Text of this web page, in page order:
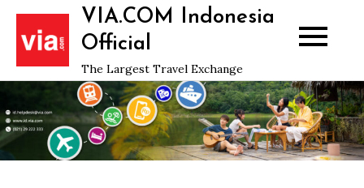
Skip
content
VIA.COM Indonesia
Official
The Largest Travel Exchange